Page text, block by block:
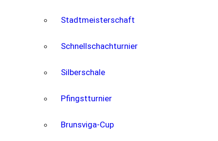
Stadtmeisterschaft
Schnellschachturnier
Silberschale
Pfingstturnier
Brunsviga-Cup